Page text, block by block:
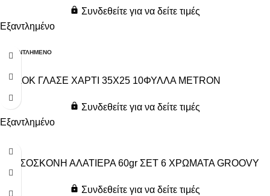
Συνδεθείτε για να δείτε τιμές
Εξαντλημένο
ΕΞΑΝΤΛΗΜΈΝΟ
ΜΠΛΟΚ ΓΛΑΣΕ ΧΑΡΤΙ 35Χ25 10ΦΥΛΛΑ METRON
Συνδεθείτε για να δείτε τιμές
Εξαντλημένο
ΧΡΥΣΟΣΚΟΝΗ ΑΛΑΤΙΕΡΑ 60gr ΣΕΤ 6 ΧΡΩΜΑΤΑ GROOVY
Συνδεθείτε για να δείτε τιμές